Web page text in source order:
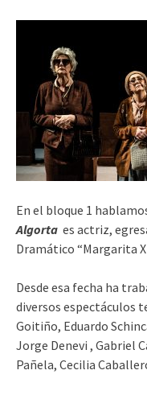
En el bloque 1
Algorta es actriz,
Dramático “Margarita
Desde esa fecha ha
diversos espectáculos
Goitiño, Eduardo
Jorge Denevi , Gabriel
Pañela, Cecilia